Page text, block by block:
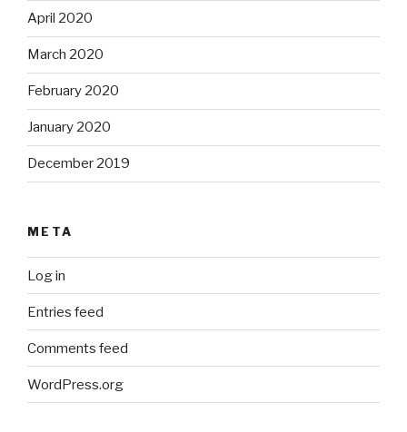
April 2020
March 2020
February 2020
January 2020
December 2019
META
Log in
Entries feed
Comments feed
WordPress.org